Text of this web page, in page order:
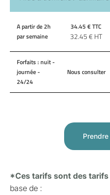
A partir de 2h
par semaine
34.45 € TTC
32.45€ HT
Forfaits : nuit -
journée -
24/24
Nous consulter
Prendre
*Ces tarifs sont des
base de :